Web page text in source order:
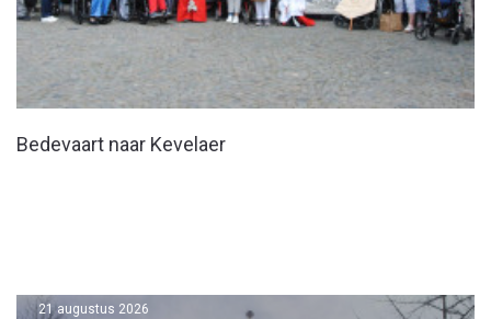
Bedevaart naar Kevelaer
21 augustus 2026